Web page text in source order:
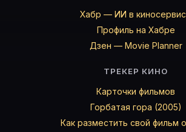
Хабр — ИИ в
Профиль на Хабре
Дзен — Movie Planner
ТРЕКЕР КИНО
Карточки фильмов
Горбатая гора (2005)
Как разместить свой фильм